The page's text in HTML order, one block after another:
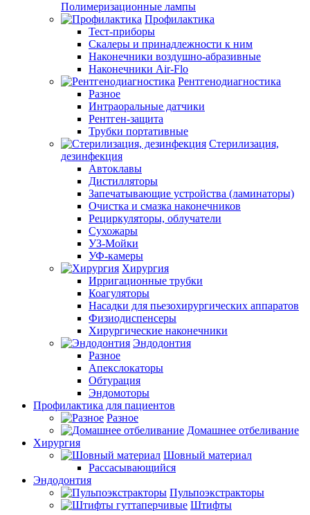
Полимеризационные лампы
Профилактика
Тест-приборы
Скалеры и принадлежности к ним
Наконечники воздушно-абразивные
Наконечники Air-Flo
Рентгенодиагностика
Разное
Интраоральные датчики
Рентген-защита
Трубки портативные
Стерилизация,
дезинфекция
Автоклавы
Дистилляторы
Запечатывающие устройства (ламинаторы)
Очистка и смазка наконечников
Рециркуляторы, облучатели
Сухожары
УЗ-Мойки
УФ-камеры
Хирургия
Ирригационные трубки
Коагуляторы
Насадки для пьезохирургических аппаратов
Физиодиспенсеры
Хирургические наконечники
Эндодонтия
Разное
Апекслокаторы
Обтурация
Эндомоторы
Профилактика для пациентов
Разное
Домашнее отбеливание
Хирургия
Шовный материал
Рассасывающийся
Эндодонтия
Пульпоэкстракторы
Штифты